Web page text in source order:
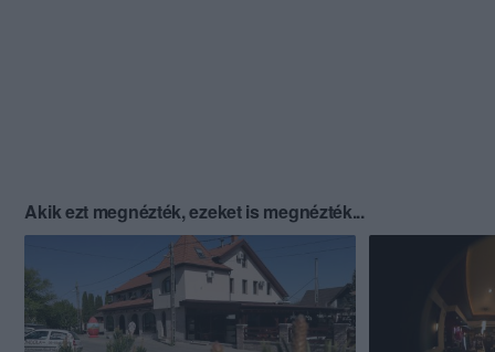
Akik ezt megnézték, ezeket is megnézték...